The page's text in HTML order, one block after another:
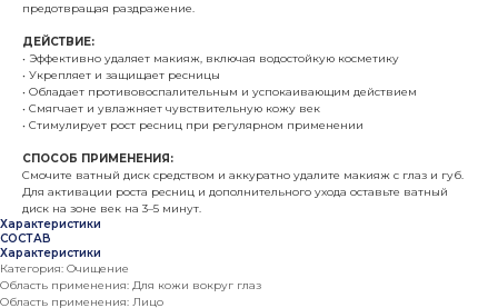
предотвращая раздражение.
ДЕЙСТВИЕ:
• Эффективно удаляет макияж, включая водостойкую косметику
• Укрепляет и защищает ресницы
• Обладает противовоспалительным и успокаивающим действием
• Смягчает и увлажняет чувствительную кожу век
• Стимулирует рост ресниц при регулярном применении
СПОСОБ ПРИМЕНЕНИЯ:
Смочите ватный диск средством и аккуратно удалите макияж с глаз и губ.
Для активации роста ресниц и дополнительного ухода оставьте ватный
диск на зоне век на 3–5 минут.
Характеристики
СОСТАВ
Характеристики
Категория: Очищение
Область применения: Для кожи вокруг глаз
Область применения: Лицо